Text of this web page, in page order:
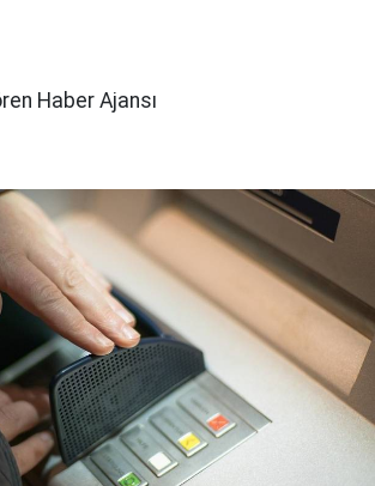
Haber Ajansı